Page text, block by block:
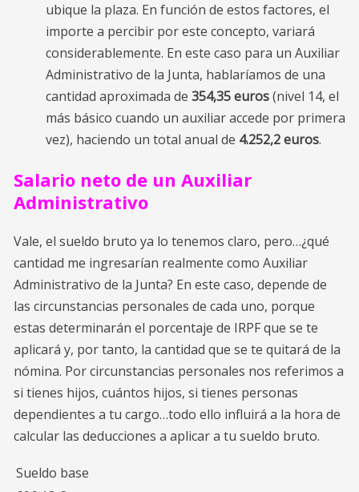
ubique la plaza. En función de estos factores, el
importe a percibir por este concepto, variará
considerablemente. En este caso para un Auxiliar
Administrativo de la Junta, hablaríamos de una
cantidad aproximada de 354,35 euros(nivel 14, el
más básico cuando un auxiliar accede por primera
vez), haciendo un total anual de 4.252,2 euros.
Salario neto de un Auxiliar
Administrativo
Vale, el sueldo bruto ya lo tenemos claro, pero…¿qué
cantidad me ingresarían realmente como Auxiliar
Administrativo de la Junta? En este caso, depende de
las circunstancias personales de cada uno, porque
estas determinarán el porcentaje de IRPF que se te
aplicará y, por tanto, la cantidad que se te quitará de la
nómina. Por circunstancias personales nos referimos a
si tienes hijos, cuántos hijos, si tienes personas
dependientes a tu cargo…todo ello influirá a la hora de
calcular las deducciones a aplicar a tu sueldo bruto.
Sueldo base